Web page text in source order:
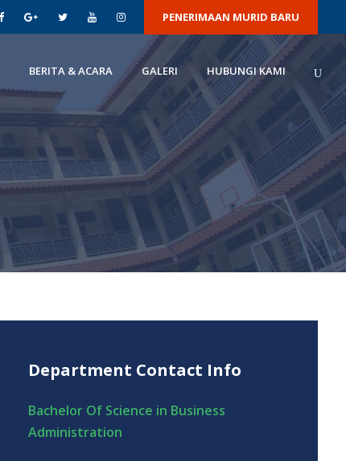
PENERIMAAN MURID BARU
BERITA & ACARA GALERI HUBUNGI KAMI
Department Contact Info
Bachelor Of Science in Business
Administration